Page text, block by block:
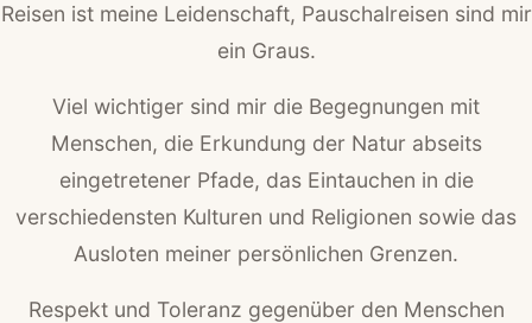
Reisen ist meine Leidenschaft, Pauschalreisen sind mir
ein Graus.
Viel wichtiger sind mir die Begegnungen mit
Menschen, die Erkundung der Natur abseits
eingetretener Pfade, das Eintauchen in die
verschiedensten Kulturen und Religionen sowie das
Ausloten meiner persönlichen Grenzen.
Respekt und Toleranz gegenüber den Menschen